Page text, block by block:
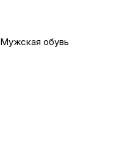
Мужская обувь